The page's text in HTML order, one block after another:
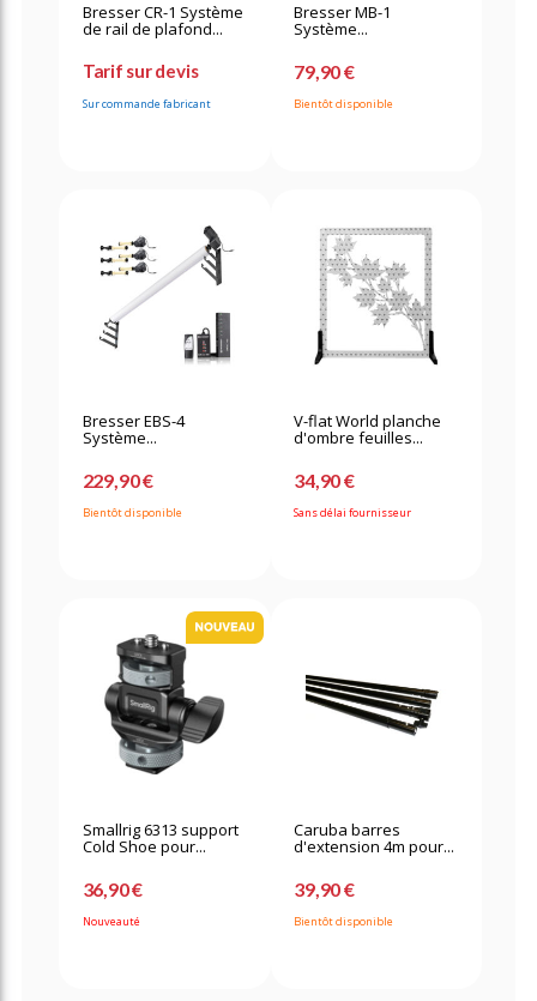
Bresser CR-1 Système
de rail de plafond...
Tarif sur devis
Sur commande fabricant
Bresser MB-1
Système...
79,90 €
Bientôt disponible
Bresser EBS-4
Système...
229,90 €
Bientôt disponible
V-flat World planche
d'ombre feuilles...
34,90 €
Sans délai fournisseur
Smallrig 6313 support
Cold Shoe pour...
36,90 €
Nouveauté
Caruba barres
d'extension 4m pour...
39,90 €
Bientôt disponible